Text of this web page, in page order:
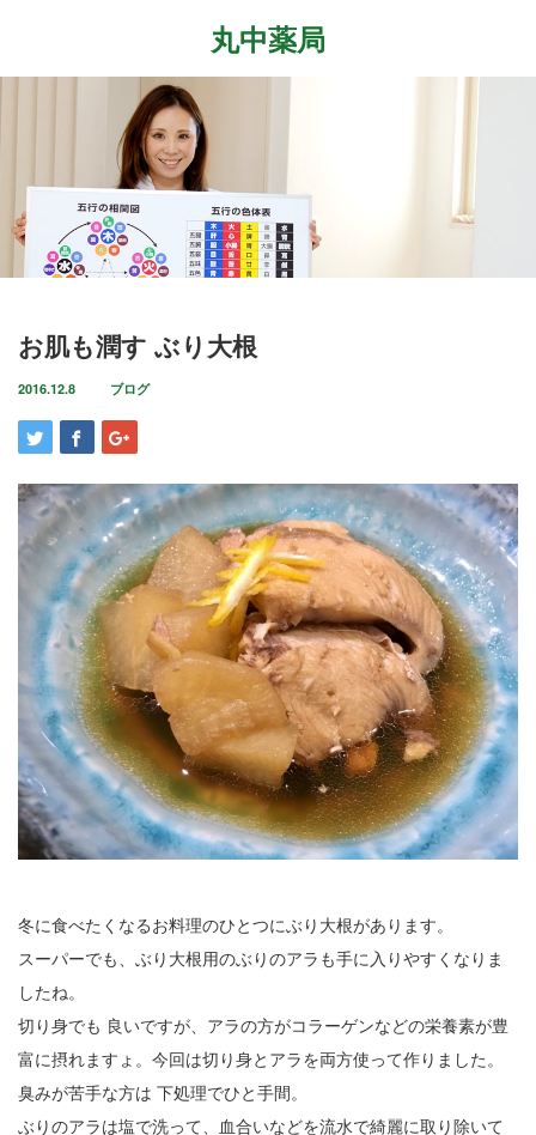
丸中薬局
お肌も潤す ぶり大根
2016.12.8 ブログ
冬に食べたくなるお料理のひとつにぶり大根があります。
スーパーでも、ぶり大根用のぶりのアラも手に入りやすくなりま
したね。
切り身でも 良いですが、アラの方がコラーゲンなどの栄養素が豊
富に摂れますょ。今回は切り身とアラを両方使って作りました。
臭みが苦手な方は 下処理でひと手間。
ぶりのアラは塩で洗って、血合いなどを流水で綺麗に取り除いて
症状改善事例
取扱商品
ブログ
店舗案内
お問い合わせ
最近の記事
2026.7.27
強会に参加して参りました。多方面から様々な
研究が進む中、抗がん剤や新しい治療法…
2026.4.14
公園で拾った椿を綺麗に並べて飾りました。春
の訪れの心地良い気候と、花冷えの寒さが交差
するような中、この時期としては記録的…
2026.2.27
3月の声が聞こえるとすっかり春らしくな
り、明石公園の梅の花も満開で、寒い冬がよう
やく終わりを迎えて穏やかな日が訪れるよ…
2025.12.28
今年もあと数日になりましたね。歳を重ねると一年が過ぎるのが
本当に早く感じますが、忙しい日々が本当に有り難く思います。
分刻…
2026年8月
月 火 水 木 金 土 日
2